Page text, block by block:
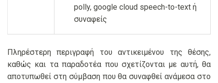
polly, google cloud speech-to-text ή
συναφείς
Πληρέστερη περιγραφή του αντικειμένου της θέσης,
καθώς και τα παραδοτέα που σχετίζονται με αυτή, θα
αποτυπωθεί στη σύμβαση που θα συναφθεί ανάμεσα στο